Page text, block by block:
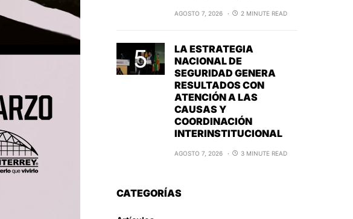
AGOSTO 7, 2026 2 MINUTE READ
LA ESTRATEGIA
NACIONAL DE
SEGURIDAD GENERA
RESULTADOS CON
ATENCIÓN A LAS
CAUSAS Y
COORDINACIÓN
INTERINSTITUCIONAL
AGOSTO 7, 2026 3 MINUTE READ
CATEGORÍAS